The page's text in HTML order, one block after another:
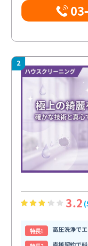
2
3.2
特⻑1
高圧洗浄で
直接契約で